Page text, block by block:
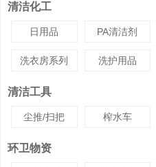
清洁化工
日用品 PA清洁剂
洗衣房系列 洗护用品
清洁工具
尘推/扫把 榨水车
环卫物资